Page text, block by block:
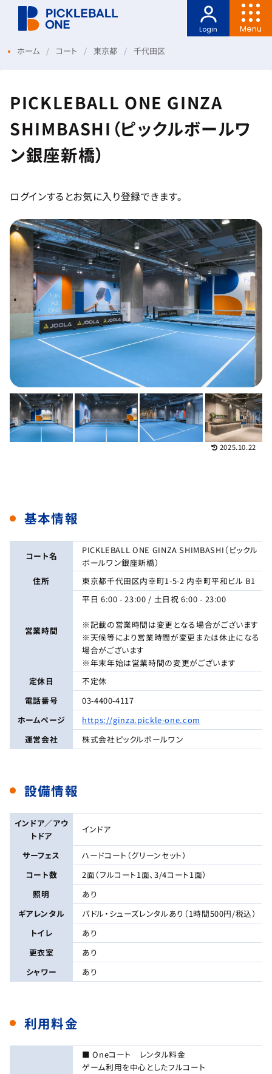
Menu
Login
ホーム コート 東京都 千代田区
PICKLEBALL ONE GINZA
SHIMBASHI（ピックルボールワ
ン銀座新橋）
ログインするとお気に入り登録できます。
2025.10.22
基本情報
コート名
PICKLEBALL ONE GINZA SHIMBASHI（ピックル
ボールワン銀座新橋）
住所
東京都千代田区内幸町1-5-2 内幸町平和ビル B1
営業時間
平日 6:00 - 23:00 / 土日祝 6:00 - 23:00
※記載の営業時間は変更となる場合がございます
※天候等により営業時間が変更または休止になる
場合がございます
※年末年始は営業時間の変更がございます
定休日
不定休
電話番号
03-4400-4117
ホームページ
https://ginza.pickle-one.com
運営会社
株式会社ピックルボールワン
設備情報
インドア／アウ
トドア
インドア
サーフェス
ハードコート（グリーンセット）
コート数
2面（フルコート1面、3/4コート1面）
照明
あり
ギアレンタル
パドル・シューズレンタルあり（1時間500円/税込）
トイレ
あり
更衣室
あり
シャワー
あり
利用料金
■ Oneコート レンタル料金
ゲーム利用を中心としたフルコート